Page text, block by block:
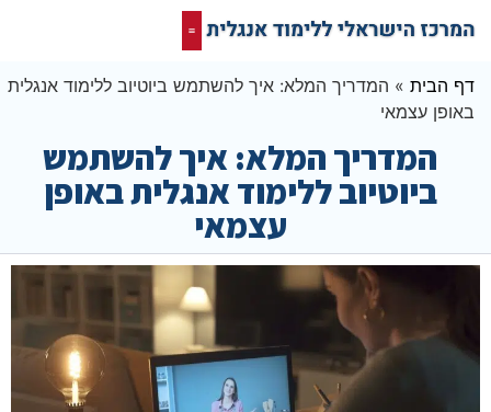
דף הבית » המדריך המלא: איך להשתמש ביוטיוב ללימוד אנגלית
באופן עצמאי
המדריך המלא: איך להשתמש
ביוטיוב ללימוד אנגלית באופן
עצמאי